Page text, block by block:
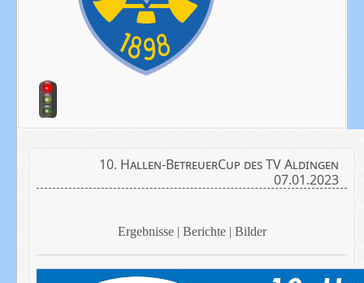
10. Hallen-BetreuerCup des TV Aldingen
07.01.2023
Ergebnisse | Berichte | Bilder